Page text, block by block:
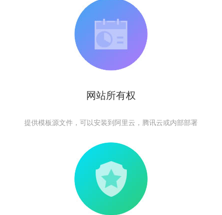
网站所有权
提供模板源文件，可以安装到阿里云，腾讯云或内部部署